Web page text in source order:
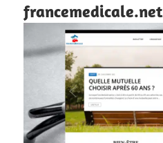
francemedicale.net